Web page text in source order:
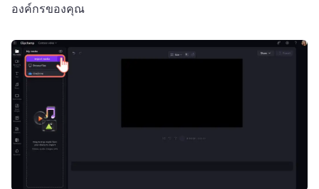
องค์กรของคุณ